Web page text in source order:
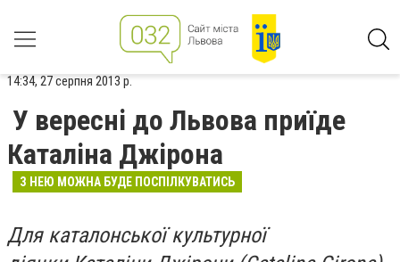
14:34, 27 серпня 2013 р.
У вересні до Львова приїде
Каталіна Джірона
З НЕЮ МОЖНА БУДЕ ПОСПІЛКУВАТИСЬ
Для каталонської культурної